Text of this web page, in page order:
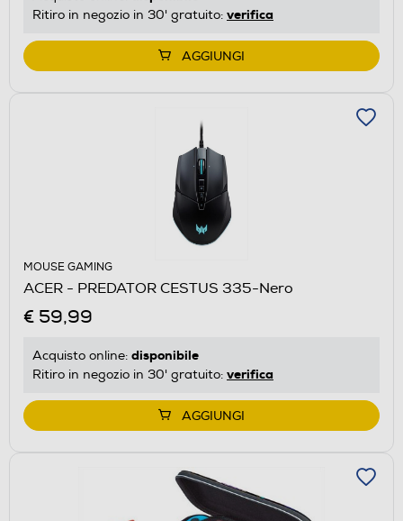
Ritiro in negozio in 30' gratuito: verifica
AGGIUNGI
MOUSE GAMING
ACER - PREDATOR CESTUS 335-Nero
€ 59,99
Acquisto online: disponibile
Ritiro in negozio in 30' gratuito: verifica
AGGIUNGI